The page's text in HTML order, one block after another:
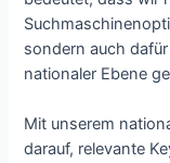
sondern auch
nationaler Ebene
Mit unserem
darauf, relevante